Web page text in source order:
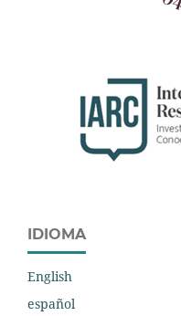
IDIOMA
English
español